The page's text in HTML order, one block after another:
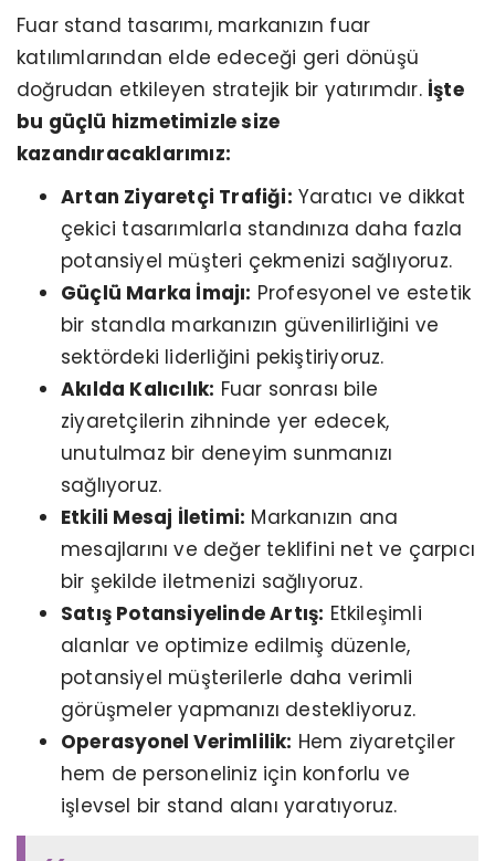
Fuar stand tasarımı, markanızın fuar
katılımlarından elde edeceği geri dönüşü
doğrudan etkileyen stratejik bir yatırımdır. İşte
bu güçlü hizmetimizle size
kazandıracaklarımız:
Artan Ziyaretçi Trafiği: Yaratıcı ve dikkat
çekici tasarımlarla standınıza daha fazla
potansiyel müşteri çekmenizi sağlıyoruz.
Güçlü Marka İmajı: Profesyonel ve estetik
bir standla markanızın güvenilirliğini ve
sektördeki liderliğini pekiştiriyoruz.
Akılda Kalıcılık: Fuar sonrası bile
ziyaretçilerin zihninde yer edecek,
unutulmaz bir deneyim sunmanızı
sağlıyoruz.
Etkili Mesaj İletimi: Markanızın ana
mesajlarını ve değer teklifini net ve çarpıcı
bir şekilde iletmenizi sağlıyoruz.
Satış Potansiyelinde Artış: Etkileşimli
alanlar ve optimize edilmiş düzenle,
potansiyel müşterilerle daha verimli
görüşmeler yapmanızı destekliyoruz.
Operasyonel Verimlilik: Hem ziyaretçiler
hem de personeliniz için konforlu ve
işlevsel bir stand alanı yaratıyoruz.